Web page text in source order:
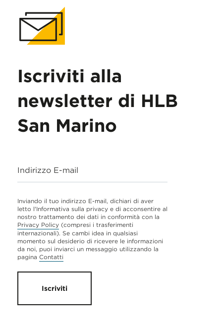
Iscriviti alla
newsletter di HLB
San Marino
Indirizzo E-mail
Inviando il tuo indirizzo E-mail, dichiari di aver
letto l'Informativa sulla privacy e di acconsentire al
nostro trattamento dei dati in conformità con la
Privacy Policy (compresi i trasferimenti
internazionali). Se cambi idea in qualsiasi
momento sul desiderio di ricevere le informazioni
da noi, puoi inviarci un messaggio utilizzando la
pagina Contatti
Iscriviti